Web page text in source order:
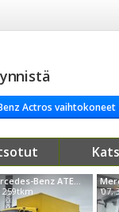
Actros vaihtokoneet
Mercedes-Benz ATEGO 816 4x2
259tkm
'07,